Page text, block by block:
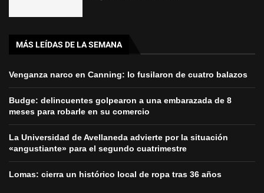
MÁS LEÍDAS DE LA SEMANA
Venganza narco en Canning: lo fusilaron de cuatro balazos
Budge: delincuentes golpearon a una embarazada de 8
meses para robarle en su comercio
La Universidad de Avellaneda advierte por la situación
«angustiante» para el segundo cuatrimestre
Lomas: cierra un histórico local de ropa tras 36 años